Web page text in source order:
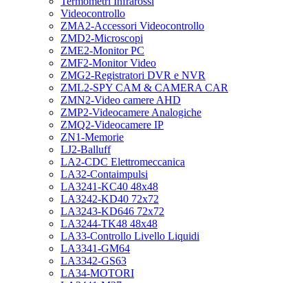
Videocontrollo
ZMA2-Accessori Videocontrollo
ZMD2-Microscopi
ZME2-Monitor PC
ZMF2-Monitor Video
ZMG2-Registratori DVR e NVR
ZML2-SPY CAM & CAMERA CAR
ZMN2-Video camere AHD
ZMP2-Videocamere Analogiche
ZMQ2-Videocamere IP
ZN1-Memorie
LJ2-Balluff
LA2-CDC Elettromeccanica
LA32-Contaimpulsi
LA3241-KC40 48x48
LA3242-KD40 72x72
LA3243-KD646 72x72
LA3244-TK48 48x48
LA33-Controllo Livello Liquidi
LA3341-GM64
LA3342-GS63
LA34-MOTORI